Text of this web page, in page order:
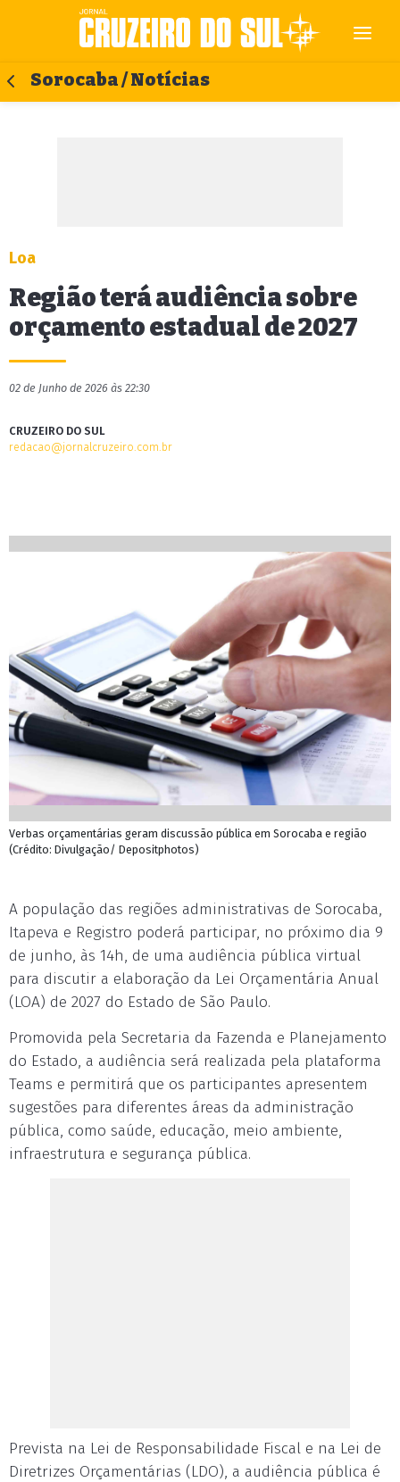
Sorocaba / Notícias
Loa
Região terá audiência sobre
orçamento estadual de 2027
02 de Junho de 2026 às 22:30
CRUZEIRO DO SUL
redacao@jornalcruzeiro.com.br
Verbas orçamentárias geram discussão pública em Sorocaba e região
(Crédito: Divulgação/ Depositphotos)
A população das regiões administrativas de Sorocaba,
Itapeva e Registro poderá participar, no próximo dia 9
de junho, às 14h, de uma audiência pública virtual
para discutir a elaboração da Lei Orçamentária Anual
(LOA) de 2027 do Estado de São Paulo.
Promovida pela Secretaria da Fazenda e Planejamento
do Estado, a audiência será realizada pela plataforma
Teams e permitirá que os participantes apresentem
sugestões para diferentes áreas da administração
pública, como saúde, educação, meio ambiente,
infraestrutura e segurança pública.
Prevista na Lei de Responsabilidade Fiscal e na Lei de
Diretrizes Orçamentárias (LDO), a audiência pública é